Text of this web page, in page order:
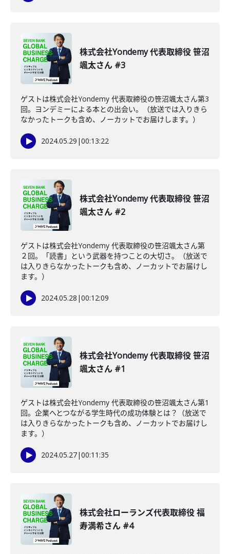
株式会社Yondemy 代表取締役 笹沼
颯太さん #3
ゲストは株式会社Yondemy 代表取締役の笹沼颯太さん第3
回。ヨンデミーによる本との出会い。（放送では入りきら
なかったトークも含め、ノーカットでお届けします。）
2024.05.29 |00:13:22
株式会社Yondemy 代表取締役 笹沼
颯太さん #2
ゲストは株式会社Yondemy 代表取締役の笹沼颯太さん第
２回。「読書」という武器を持つことの大切さ。（放送で
は入りきらなかったトークも含め、ノーカットでお届けし
ます。）
2024.05.28 |00:12:09
株式会社Yondemy 代表取締役 笹沼
颯太さん #1
ゲストは株式会社Yondemy 代表取締役の笹沼颯太さん第1
回。企業へとつながる学生時代の成功体験とは？（放送で
は入りきらなかったトークも含め、ノーカットでお届けし
ます。）
2024.05.27|00:11:35
株式会社ローランズ代表取締役 福
寿満希さん #4